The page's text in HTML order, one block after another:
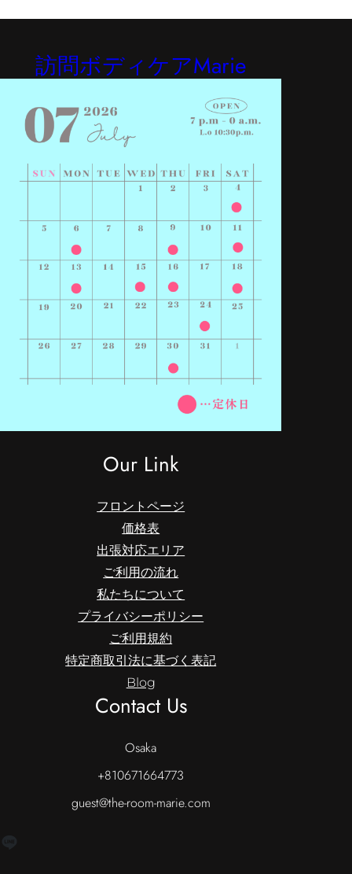
訪問ボディケアMarie
Our Link
フロントページ
価格表
出張対応エリア
ご利用の流れ
私たちについて
プライバシーポリシー
ご利用規約
特定商取引法に基づく表記
Blog
Contact Us
Osaka
+810671664773
guest@the-room-marie.com